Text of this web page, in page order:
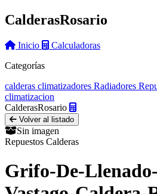
CalderasRosario
Inicio
Calculadoras
Categorías
calderas climatizadores Radiadores
climatizacion
CalderasRosario
Volver al listado
Sin imagen
Repuestos Calderas
Grifo-De-